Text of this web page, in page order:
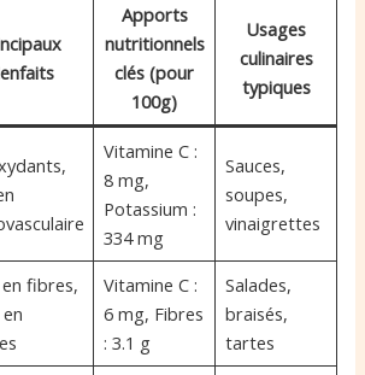
Apports
nutritionnels
clés (pour
100g)
Usages
culinaires
typiques
Vitamine C :
8 mg,
Potassium :
334 mg
Sauces,
soupes,
vinaigrettes
en fibres,
Vitamine C :
6 mg, Fibres
: 3.1 g
Salades,
braisés,
tartes